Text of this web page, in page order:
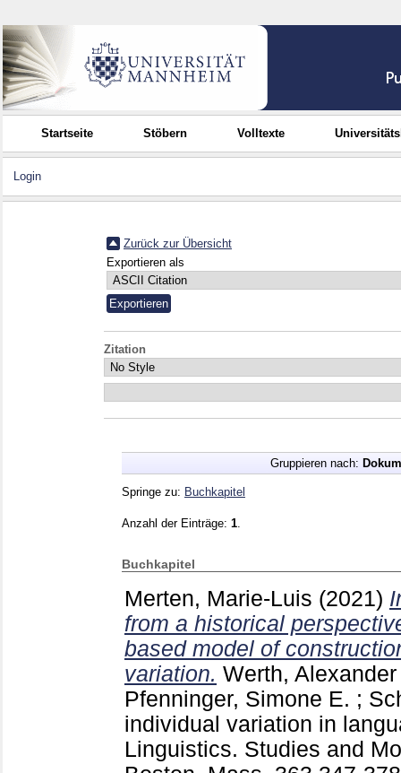
Startseite Stöbern Volltexte
Login
Zurück zur Übersicht
Exportieren als
Zitation
Gruppieren nach:
Springe zu: Buchkapitel
Anzahl der Einträge: 1
Buchkapitel
Merten, Marie-Luis (2021)
from a historical
based model of
variation. Werth, Alexander
Pfenninger, Simone E. ;
individual variation in
Linguistics. Studies and